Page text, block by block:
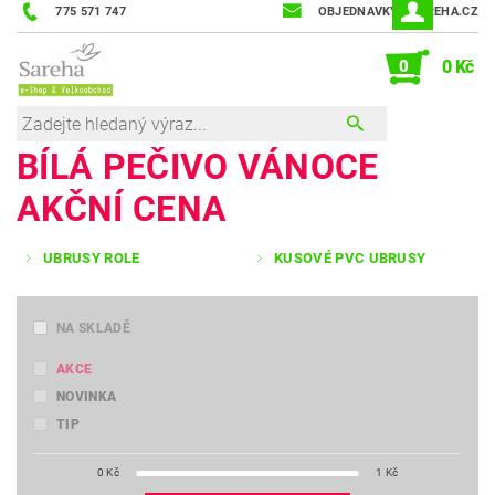
775 571 747 OBJEDNAVKY@SAREHA.CZ
0 0 Kč
BÍLÁ PEČIVO VÁNOCE
AKČNÍ CENA
UBRUSY ROLE KUSOVÉ PVC UBRUSY
NA SKLADĚ
AKCE
NOVINKA
TIP
0 Kč 1 Kč